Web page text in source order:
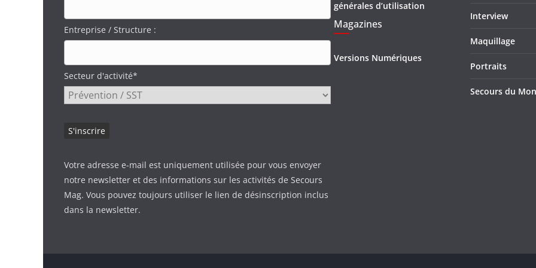
Entreprise / Structure :
Secteur d'activité*
Votre adresse e-mail est uniquement utilisée pour vous envoyer
notre newsletter et des informations sur les activités de Secours
Mag. Vous pouvez toujours utiliser le lien de désinscription inclus
dans la newsletter.
générales d’utilisation
Magazines
Versions Numériques
Interview
Maquillage
Portraits
Secours du